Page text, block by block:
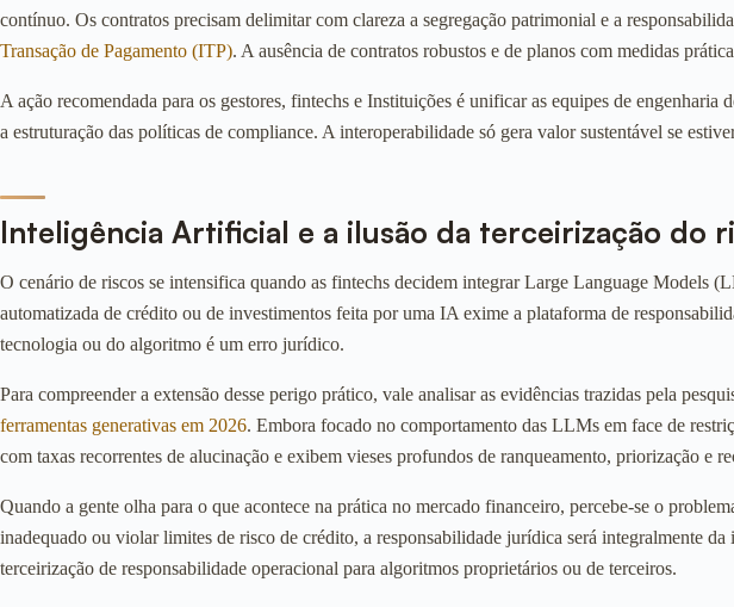
contínuo. Os contratos precisam delimitar com clareza a segregação patrimonial e a
Transação de Pagamento (ITP). A ausência de contratos robustos e de planos com medidas
A ação recomendada para os gestores, fintechs e Instituições é unificar as equipes de
a estruturação das políticas de compliance. A interoperabilidade só gera valor sustentável se
Inteligência Artificial e a ilusão da terceirização do
O cenário de riscos se intensifica quando as fintechs decidem integrar Large Language Models
automatizada de crédito ou de investimentos feita por uma IA exime a plataforma de
tecnologia ou do algoritmo é um erro jurídico.
Para compreender a extensão desse perigo prático, vale analisar as evidências trazidas pela
ferramentas generativas em 2026. Embora focado no comportamento das LLMs em face de
com taxas recorrentes de alucinação e exibem vieses profundos de ranqueamento, priorização e
Quando a gente olha para o que acontece na prática no mercado financeiro, percebe-se o
inadequado ou violar limites de risco de crédito, a responsabilidade jurídica será integralmente
terceirização de responsabilidade operacional para algoritmos proprietários ou de terceiros.